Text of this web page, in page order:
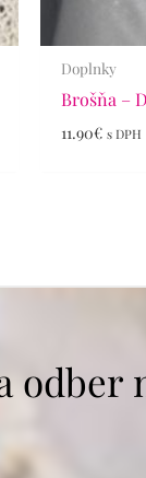
Doplnky
Brošňa –
11.90€ s DPH
odber